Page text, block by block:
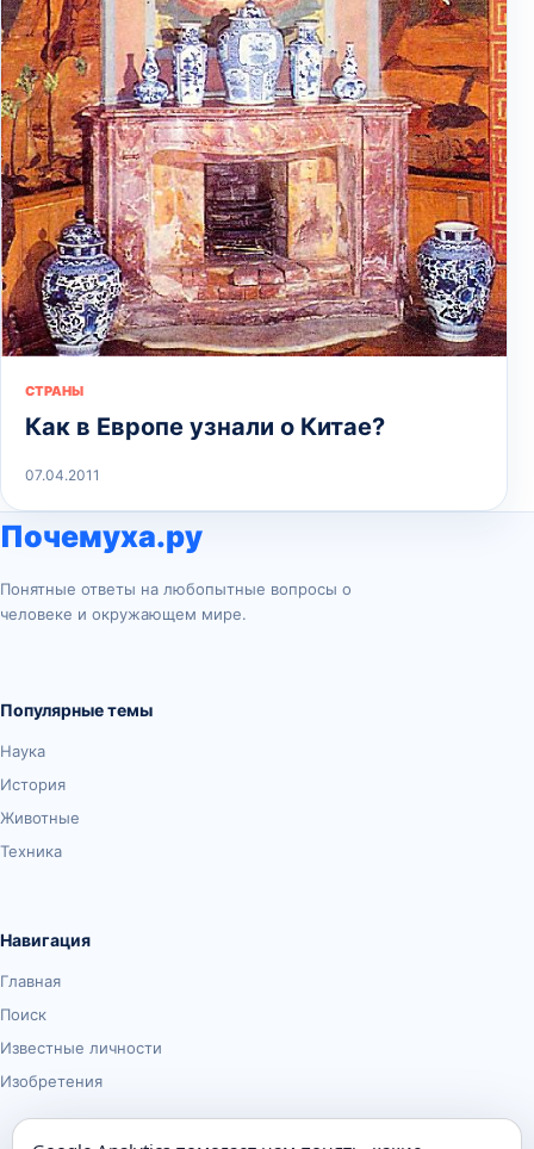
СТРАНЫ
Как в Европе узнали о Китае?
07.04.2011
Почемуха.ру
Понятные ответы на любопытные вопросы о
человеке и окружающем мире.
Популярные темы
Наука
История
Животные
Техника
Навигация
Главная
Поиск
Известные личности
Изобретения